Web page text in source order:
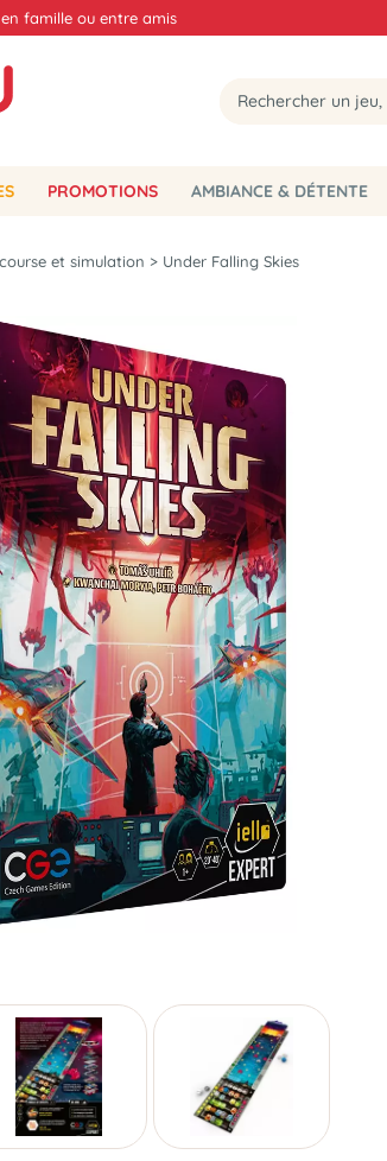
famille ou entre amis
PROMOTIONS AMBIANCE & DÉTENTE
et simulation > Under Falling Skies